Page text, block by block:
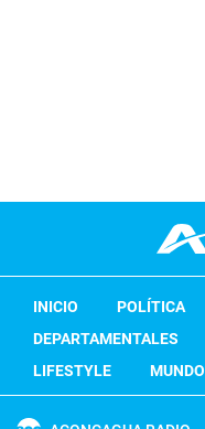
INICIO POLÍTICA
DEPARTAMENTALES
LIFESTYLE
MUNDO